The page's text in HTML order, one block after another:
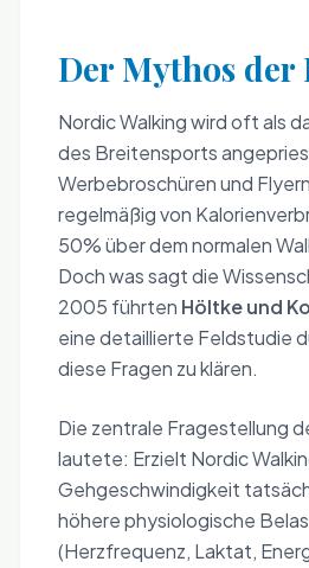
Der Mythos der
Nordic Walking wird oft als
des Breitensports
Werbebroschüren und
regelmäßig von
50% über dem normalen
Doch was sagt die
2005 führten Höltke und
eine detaillierte Feldstudie
diese Fragen zu klären.
Die zentrale Fragestellung
lautete: Erzielt Nordic
Gehgeschwindigkeit
höhere physiologische
(Herzfrequenz, Laktat,